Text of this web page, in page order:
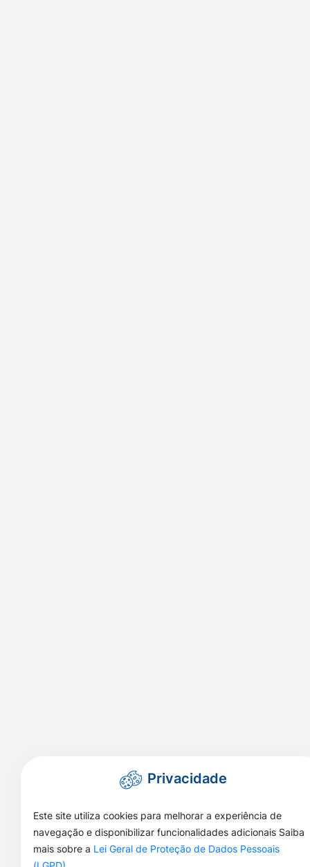
Privacidade
Este site utiliza cookies para melhorar a experiência de
navegação e disponibilizar funcionalidades adicionais Saiba
mais sobre a Lei Geral de Proteção de Dados Pessoais